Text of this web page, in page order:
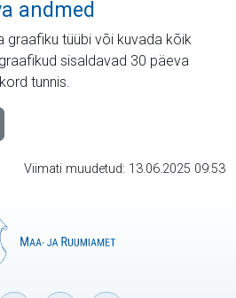
andmed
graafiku tüübi või kuvada kõik
sisaldavad 30 päeva
tunnis.
Viimati muudetud: 13.06.2025 09:53